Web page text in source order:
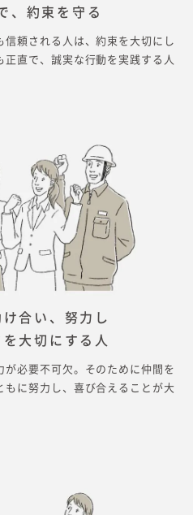
、約束を守る
頼される人は、約束を大切にし
直で、誠実な行動を実践する人
合い、努力し
大切にする人
必要不可欠。そのために仲間を
に努力し、喜び合えることが大